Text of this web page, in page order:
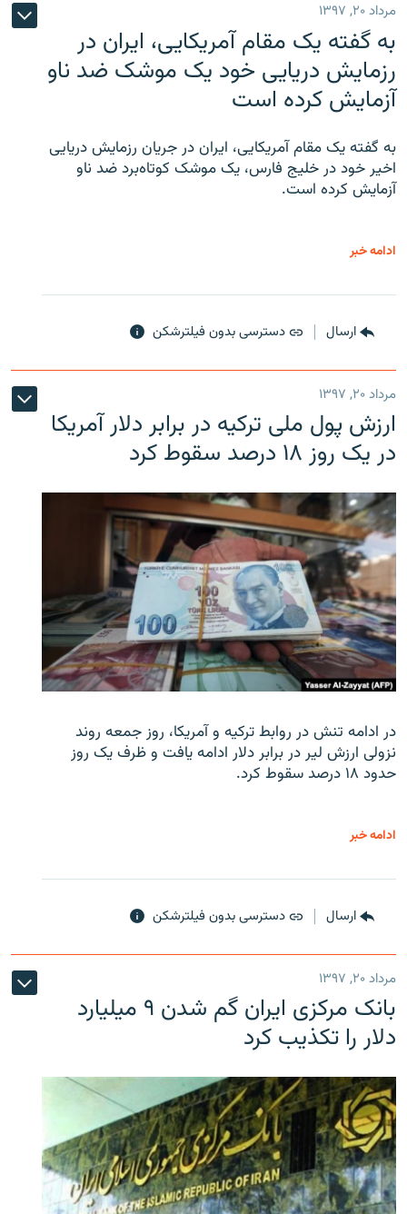
مرداد ۲۰, ۱۳۹۷
به گفته یک مقام آمریکایی، ایران در
رزمایش دریایی خود یک موشک ضد ناو
آزمایش کرده است
به گفته یک مقام آمریکایی، ایران در جریان رزمایش دریایی
اخیر خود در خلیج فارس، یک موشک کوتاه‌برد ضد ناو
آزمایش کرده است.
ادامه خبر
ارسال دسترسی بدون فیلترشکن
مرداد ۲۰, ۱۳۹۷
ارزش پول ملی ترکیه در برابر دلار آمریکا
در یک روز ۱۸ درصد سقوط کرد
در ادامه تنش در روابط ترکیه و آمریکا، روز جمعه روند
نزولی ارزش لیر در برابر دلار ادامه یافت و ظرف یک روز
حدود ۱۸ درصد سقوط کرد.
ادامه خبر
ارسال دسترسی بدون فیلترشکن
مرداد ۲۰, ۱۳۹۷
بانک مرکزی ایران گم شدن ۹ میلیارد
دلار را تکذیب کرد